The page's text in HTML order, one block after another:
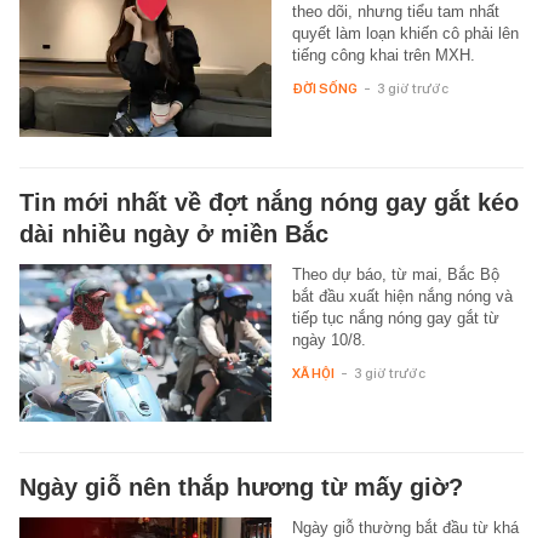
theo dõi, nhưng tiểu tam nhất
quyết làm loạn khiến cô phải lên
tiếng công khai trên MXH.
ĐỜI SỐNG - 3 giờ trước
Tin mới nhất về đợt nắng nóng gay gắt kéo
dài nhiều ngày ở miền Bắc
Theo dự báo, từ mai, Bắc Bộ
bắt đầu xuất hiện nắng nóng và
tiếp tục nắng nóng gay gắt từ
ngày 10/8.
XÃ HỘI - 3 giờ trước
Ngày giỗ nên thắp hương từ mấy giờ?
Ngày giỗ thường bắt đầu từ khá